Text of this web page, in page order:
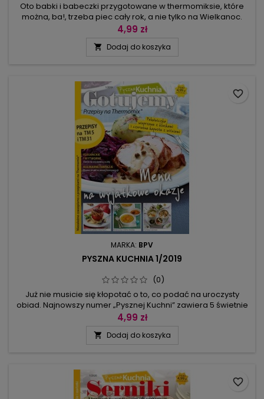
Oto babki i babeczki przygotowane w thermomiksie, które
można, ba!, trzeba piec cały rok, a nie tylko na Wielkanoc.
Dowody są w przepisach. Bez wątpienia jednak w święta
pomarańczowym kremem. Na przyjęcie dla dorosłych
4,99 zł
 Dodaj do koszyka
MARKA: BPV
PYSZNA KUCHNIA 1/2019
(0)
Już nie musicie się kłopotać o to, co podać na uroczysty
obiad. Najnowszy numer „Pysznej Kuchni” zawiera 5 świetnie
skomponowanych menu z przystawką, daniem głównym i
thermomiksie. W pierwszej karcie postawiliśmy na elegancję,
4,99 zł
 Dodaj do koszyka
favorite_border
favorite_border